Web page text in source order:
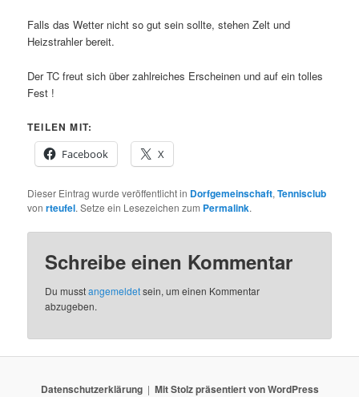
Falls das Wetter nicht so gut sein sollte, stehen Zelt und
Heizstrahler bereit.
Der TC freut sich über zahlreiches Erscheinen und auf ein tolles
Fest !
TEILEN MIT:
Facebook
X
Dieser Eintrag wurde veröffentlicht in Dorfgemeinschaft,Tennisclub
vonrteufel. Setze ein Lesezeichen zum Permalink.
Schreibe einen Kommentar
Du musstangemeldetsein, um einen Kommentar
abzugeben.
Datenschutzerklärung Mit Stolz präsentiert von WordPress